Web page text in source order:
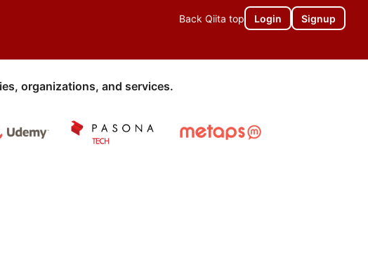
Back Qiita top Login Signup
organizations, and services.